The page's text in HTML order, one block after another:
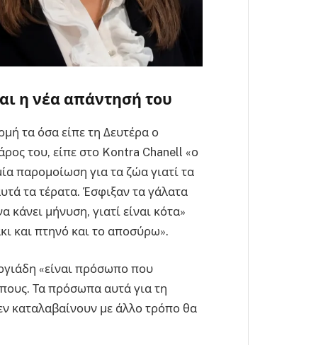
η νέα απάντησή του
τα όσα είπε τη Δευτέρα ο
του, είπε στο Kontra Chanell «ο
παρομοίωση για τα ζώα γιατί τα
τα τέρατα. Έσφιξαν τα γάλατα
κάνει μήνυση, γιατί είναι κότα»
και πτηνό και το αποσύρω».
«είναι πρόσωπο που
Τα πρόσωπα αυτά για τη
καταλαβαίνουν με άλλο τρόπο θα